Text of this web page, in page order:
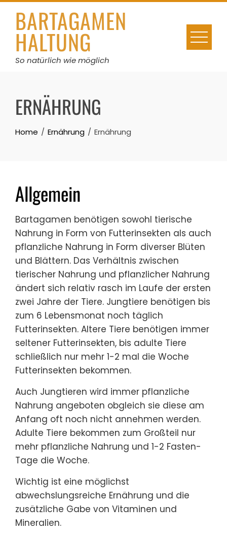
Skip
contentBARTAGAMEN
HALTUNG
So natürlich wie möglich
ERNÄHRUNG
Home Ernährung Ernährung
Allgemein
Bartagamen benötigen sowohl tierische
Nahrung in Form von Futterinsekten als auch
pflanzliche Nahrung in Form diverser Blüten
und Blättern. Das Verhältnis zwischen
tierischer Nahrung und pflanzlicher Nahrung
ändert sich relativ rasch im Laufe der ersten
zwei Jahre der Tiere. Jungtiere benötigen bis
zum 6 Lebensmonat noch täglich
Futterinsekten. Altere Tiere benötigen immer
seltener Futterinsekten, bis adulte Tiere
schließlich nur mehr 1-2 mal die Woche
Futterinsekten bekommen.
Auch Jungtieren wird immer pflanzliche
Nahrung angeboten obgleich sie diese am
Anfang oft noch nicht annehmen werden.
Adulte Tiere bekommen zum Großteil nur
mehr pflanzliche Nahrung und 1-2 Fasten-
Tage die Woche.
Wichtig ist eine möglichst
abwechslungsreiche Ernährung und die
zusätzliche Gabe von Vitaminen und
Mineralien.